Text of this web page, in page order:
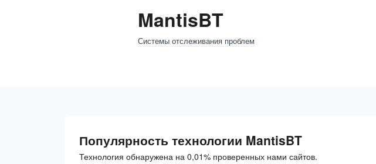
MantisBT
Системы отслеживания проблем
Популярность технологии MantisBT
Технология обнаружена на 0,01% проверенных нами сайтов.